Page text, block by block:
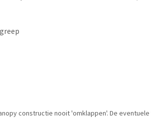
constructie nooit 'omklappen'. De